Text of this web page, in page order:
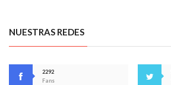
NUESTRAS REDES
2292
Fans